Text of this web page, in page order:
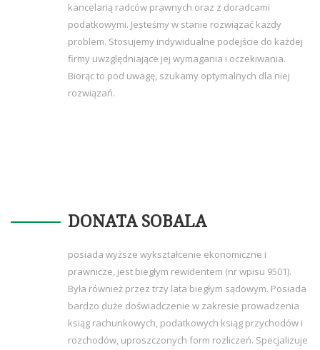
kancelarią radców prawnych oraz z doradcami
podatkowymi. Jesteśmy w stanie rozwiązać każdy
problem. Stosujemy indywidualne podejście do każdej
firmy uwzględniające jej wymagania i oczekiwania.
Biorąc to pod uwagę, szukamy optymalnych dla niej
rozwiązań.
DONATA SOBALA
posiada wyższe wykształcenie ekonomiczne i
prawnicze, jest biegłym rewidentem (nr wpisu 9501).
Była również przez trzy lata biegłym sądowym. Posiada
bardzo duże doświadczenie w zakresie prowadzenia
ksiąg rachunkowych, podatkowych ksiąg przychodów i
rozchodów, uproszczonych form rozliczeń. Specjalizuje